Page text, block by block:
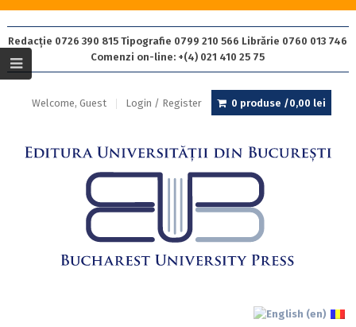
Redacție 0726 390 815 Tipografie 0799 210 566 Librărie 0760 013 746
Comenzi on-line: +(4) 021 410 25 75
Welcome, Guest Login / Register 0 produse /0,00 lei